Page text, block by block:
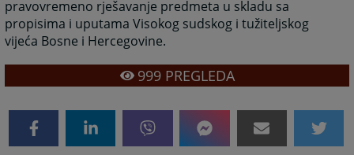
pravovremeno rješavanje predmeta u skladu sa
propisima i uputama Visokog sudskog i tužiteljskog
vijeća Bosne i Hercegovine.
999PREGLEDA